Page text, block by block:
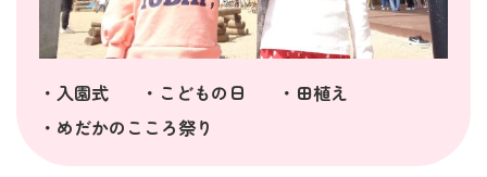
・入園式 ・こどもの日
・田植え
・めだかのこころ祭り